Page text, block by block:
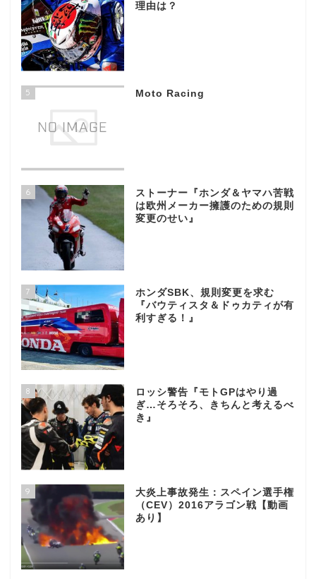
理由は？
5 Moto Racing
6
ストーナー『ホンダ＆ヤマハ苦戦
は欧州メーカー擁護のための規則
変更のせい』
7
ホンダSBK、規則変更を求む
『バウティスタ＆ドゥカティが有
利すぎる！』
8
ロッシ警告『モトGPはやり過
ぎ…そろそろ、きちんと考えるべ
き』
9
大炎上事故発生：スペイン選手権
（CEV）2016アラゴン戦【動画
あり】